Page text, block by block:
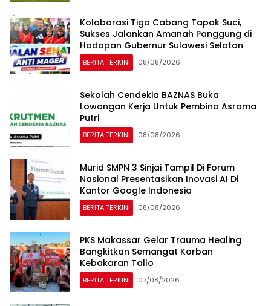
Kolaborasi Tiga Cabang Tapak Suci,
Sukses Jalankan Amanah Panggung di
Hadapan Gubernur Sulawesi Selatan
BERITA TERKINI 08/08/2026
Sekolah Cendekia BAZNAS Buka
Lowongan Kerja Untuk Pembina Asrama
Putri
BERITA TERKINI 08/08/2026
Murid SMPN 3 Sinjai Tampil Di Forum
Nasional Presentasikan Inovasi AI Di
Kantor Google Indonesia
BERITA TERKINI 08/08/2026
PKS Makassar Gelar Trauma Healing
Bangkitkan Semangat Korban
Kebakaran Tallo
BERITA TERKINI 07/08/2026